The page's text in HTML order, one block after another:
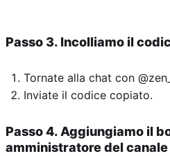
Passo 3. Incolliamo il
Tornate alla chat con
Inviate il codice copiato.
Passo 4. Aggiungiamo il
amministratore del